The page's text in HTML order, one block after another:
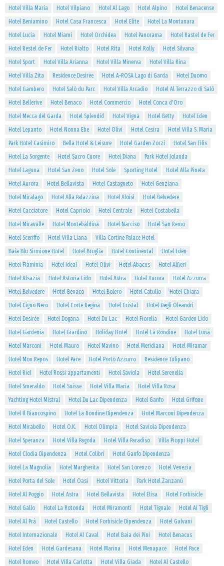
Hotel Villa Maria
Hotel Vilpiano Hotel Al Lago Hotel Alpino
Hotel Benacense
Hotel Beniamino
Hotel Casa Francesca Hotel Elite
Hotel La Montanara
Hotel Lucia
Hotel Miami Hotel Orchidea Hotel Panorama
Hotel Rastel de Fer
Hotel Restel de Fer
Hotel Rialto Hotel Rita Hotel Rolly
Hotel Silvana
Hotel Sport
Hotel Villa Arianna Hotel Villa Minerva
Hotel Villa Rina
Hotel Villa Zita
Residence Desirèe Hotel A-ROSA Lago di Garda
Hotel Duomo
Hotel Gambero
Hotel Salò du Parc Hotel Villa Arcadio
Hotel Al Terrazzo di Salò
Hotel Bellerive
Hotel Benaco Hotel Commercio
Hotel Conca d'Oro
Hotel Mecca del Garda
Hotel Splendid Hotel Vigna Hotel Betty
Hotel Eden
Hotel Lepanto
Hotel Nonna Ebe Hotel Olivi Hotel Cesira
Hotel Villa S. Maria
Park Hotel Casimiro
Bella Hotel & Leisure Hotel Garden Zorzi
Hotel San Filis
Hotel La Sorgente
Hotel Sacro Cuore Hotel Diana
Park Hotel Jolanda
Hotel Laguna
Hotel San Zeno Hotel Sole Sporting Hotel
Hotel Alla Pineta
Hotel Aurora
Hotel Bellavista Hotel Castagneto
Hotel Genziana
Hotel Miralago
Hotel Alla Palazzina Hotel Aloisi
Hotel Belvedere
Hotel Cacciatore
Hotel Capriolo Hotel Centrale
Hotel Costabella
Hotel Miravalle
Hotel Montebaldina Hotel Narciso
Hotel San Remo
Hotel Sceriffo
Hotel Villa Liana
Villa Cortine Palace Hotel
Baia Blu Sirmione Hotel
Hotel Broglia Hotel Continental
Hotel Eden
Hotel Flaminia
Hotel Ideal Hotel Olivi Hotel Abacus
Hotel Alfieri
Hotel Alsazia
Hotel Astoria Lido Hotel Astra Hotel Aurora
Hotel Azzurra
Hotel Belvedere
Hotel Benaco Hotel Bolero Hotel Catullo
Hotel Chiara
Hotel Cigno Nero
Hotel Corte Regina Hotel Cristal
Hotel Degli Oleandri
Hotel Desirèe
Hotel Dogana Hotel Du Lac Hotel Fiorella
Hotel Garden Lido
Hotel Gardenia
Hotel Giardino Holiday Hotel Hotel La Rondine
Hotel Luna
Hotel Marconi
Hotel Mauro Hotel Mavino Hotel Meridiana
Hotel Miramar
Hotel Mon Repos
Hotel Pace Hotel Porto Azzurro
Residence Tulipano
Hotel Riel
Hotel Rossi appartamenti Hotel Saviola
Hotel Serenella
Hotel Smeraldo
Hotel Suisse Hotel Villa Maria
Hotel Villa Rosa
Yachting Hotel Mistral
Hotel Du Lac Dipendenza Hotel Ganfo
Hotel Grifone
Hotel Il Biancospino
Hotel La Rondine Dipendenza
Hotel Marconi Dipendenza
Hotel Mirabello
Hotel O.K. Hotel Olimpia
Hotel Saviola Dipendenza
Hotel Speranza
Hotel Villa Pagoda Hotel Villa Paradiso
Villa Pioppi Hotel
Hotel Clodia Dipendenza
Hotel Colibrì
Hotel Ganfo Dipendenza
Hotel La Magnolia
Hotel Margherita Hotel San Lorenzo
Hotel Venezia
Hotel Porta del Sole
Hotel Oasi Hotel Vittoria
Park Hotel Zanzanù
Hotel Al Poggio
Hotel Astra Hotel Bellavista Hotel Elisa
Hotel Forbisicle
Hotel Gallo
Hotel La Rotonda Hotel Miramonti Hotel Tignale
Hotel Ai Tigli
Hotel Al Prà
Hotel Castello Hotel Forbisicle Dipendenza
Hotel Galvani
Hotel Internazionale
Hotel Al Caval Hotel Baia dei Pini
Hotel Benacus
Hotel Eden
Hotel Gardesana Hotel Marina Hotel Menapace
Hotel Pace
Hotel Romeo
Hotel Villa Carlotta Hotel Villa Giada
Hotel Al Castello